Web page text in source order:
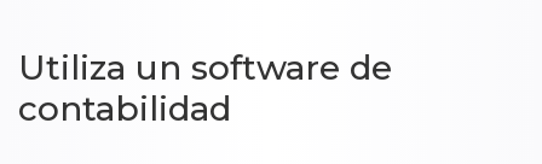
Utiliza un software de
contabilidad